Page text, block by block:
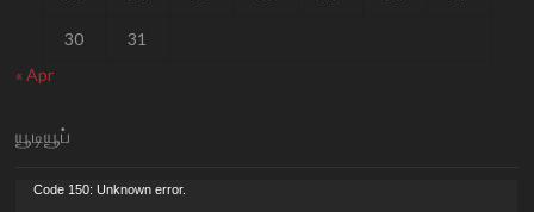
30
31
« Apr
யூடியூப்
Video
Code 150: Unknown error.